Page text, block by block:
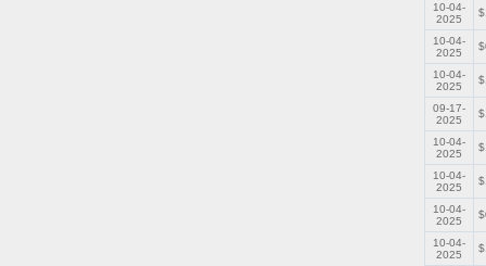
10-04-
2025
10-04-
2025
10-04-
2025
09-17-
2025
10-04-
2025
10-04-
2025
10-04-
2025
10-04-
2025